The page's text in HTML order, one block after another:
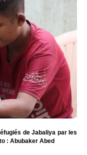
de Jabaliya par les
: Abubaker Abed